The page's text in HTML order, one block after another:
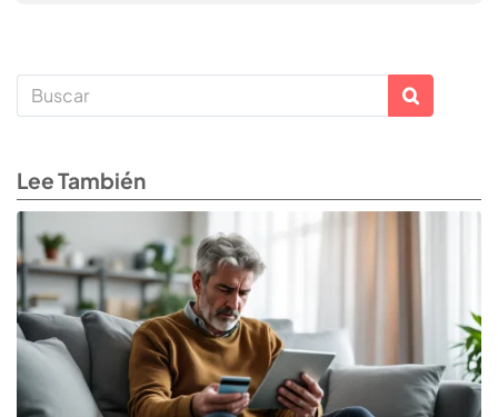
Lee También